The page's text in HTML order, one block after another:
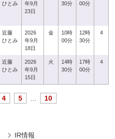
ひとみ
年9月
23日
30分
00分
近藤
ひとみ
2026
年9月
18日
金
10時
00分
12時
30分
4
近藤
ひとみ
2026
年9月
15日
火
14時
30分
17時
00分
4
4 5 10
IR情報